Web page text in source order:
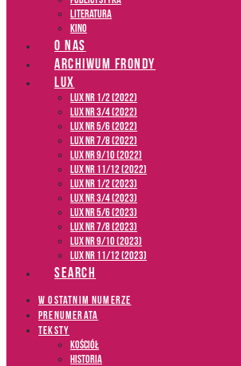
Literatura
Kino
O NAS
ARCHIWUM FRONDY
LUX
LUX NR 1/2 (2022)
LUX NR 3/4 (2022)
LUX NR 5/6 (2022)
LUX NR 7/8 (2022)
LUX nr 9/10 (2022)
LUX NR 11/12 (2022)
LUX NR 1/2 (2023)
LUX NR 3/4 (2023)
LUX NR 5/6 (2023)
LUX NR 7/8 (2023)
LUX NR 9/10 (2023)
LUX NR 11/12 (2023)
SEARCH
W OSTATNIM NUMERZE
PRENUMERATA
TEKSTY
Kościół
Historia